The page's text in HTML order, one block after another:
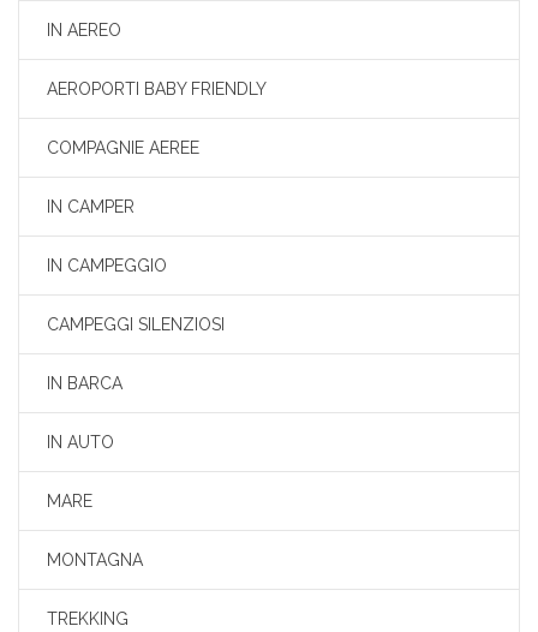
IN AEREO
AEROPORTI BABY FRIENDLY
COMPAGNIE AEREE
IN CAMPER
IN CAMPEGGIO
CAMPEGGI SILENZIOSI
IN BARCA
IN AUTO
MARE
MONTAGNA
TREKKING